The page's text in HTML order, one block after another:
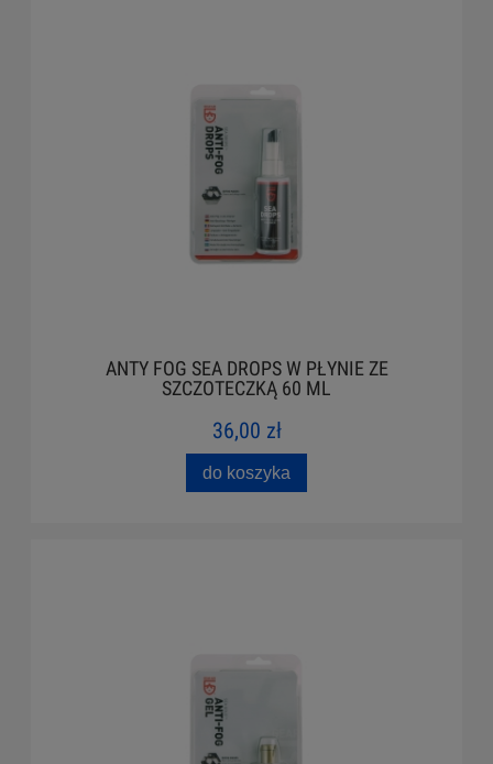
ANTY FOG SEA DROPS W PŁYNIE ZE
SZCZOTECZKĄ 60 ML
36,00 zł
do koszyka